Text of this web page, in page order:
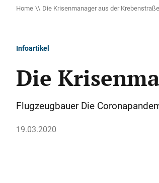
Home Die Krisenmanager aus der Krebenstraße
Infoartikel
Die
Flugzeugbauer Die
19.03.2020